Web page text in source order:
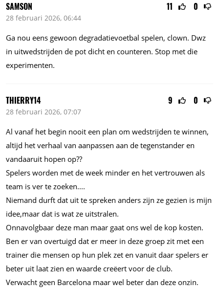
11 0
SAMSON
28 februari 2026, 06:44
Ga nou eens gewoon degradatievoetbal spelen, clown. Dwz
in uitwedstrijden de pot dicht en counteren. Stop met die
experimenten.
9 0
THIERRY14
28 februari 2026, 07:07
Al vanaf het begin nooit een plan om wedstrijden te winnen,
altijd het verhaal van aanpassen aan de tegenstander en
vandaaruit hopen op??
Spelers worden met de week minder en het vertrouwen als
team is ver te zoeken....
Niemand durft dat uit te spreken anders zijn ze gezien is mijn
idee,maar dat is wat ze uitstralen.
Onnavolgbaar deze man maar gaat ons wel de kop kosten.
Ben er van overtuigd dat er meer in deze groep zit met een
trainer die mensen op hun plek zet en vanuit daar spelers er
beter uit laat zien en waarde creëert voor de club.
Verwacht geen Barcelona maar wel beter dan deze onzin.